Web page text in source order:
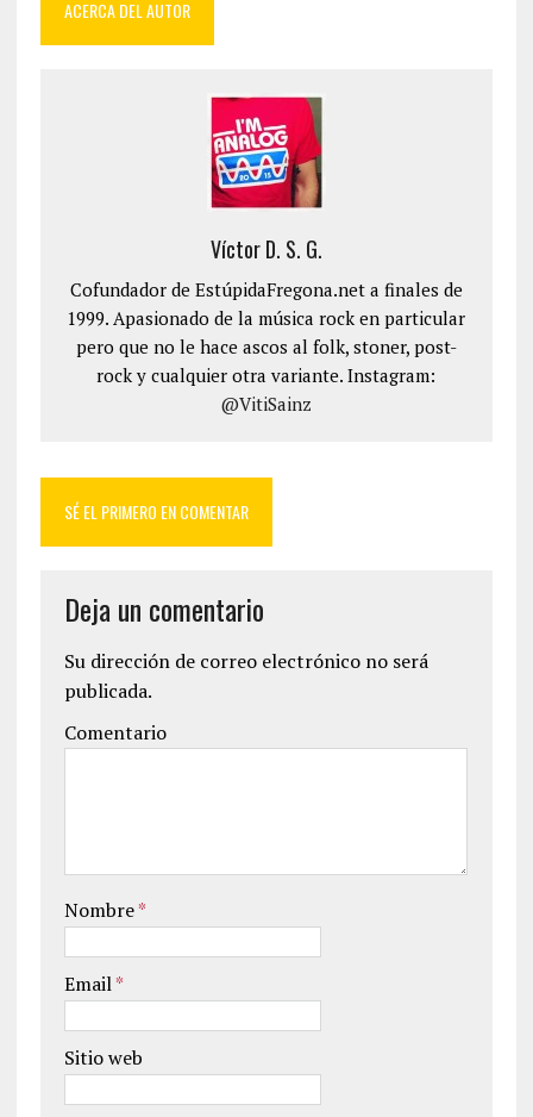
ACERCA DEL AUTOR
Víctor D. S. G.
Cofundador de EstúpidaFregona.net a finales de
1999. Apasionado de la música rock en particular
pero que no le hace ascos al folk, stoner, post-
rock y cualquier otra variante. Instagram:
@VitiSainz
SÉ EL PRIMERO EN COMENTAR
Deja un comentario
Su dirección de correo electrónico no será
publicada.
Comentario
Nombre*
Email*
Sitio web